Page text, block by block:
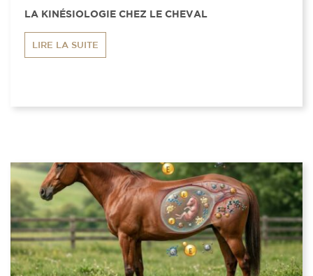
LA KINÉSIOLOGIE CHEZ LE CHEVAL
LIRE LA SUITE